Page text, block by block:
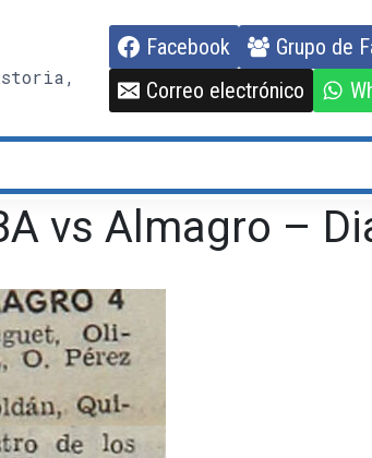
Facebook Grupo de
Correo electrónico
vs Almagro –